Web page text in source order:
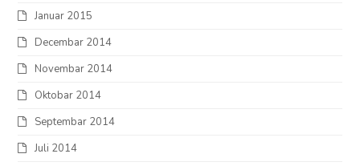
Januar 2015
Decembar 2014
Novembar 2014
Oktobar 2014
Septembar 2014
Juli 2014